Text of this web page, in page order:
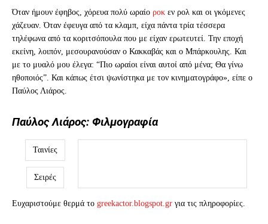
Όταν ήμουν έφηβος, χόρευα πολύ ωραίο ροκ εν ρολ και οι γκόμενες
χάζευαν. Όταν έφευγα από τα κλαμπ, είχα πάντα τρία τέσσερα
τηλέφωνα από τα κοριτσόπουλα που με είχαν ερωτευτεί. Την εποχή
εκείνη, λοιπόν, μεσουρανούσαν ο Κακκαβάς και ο Μπάρκουλης. Και
με το μυαλό μου έλεγα: “Πιο ωραίοι είναι αυτοί από μένα; Θα γίνω
ηθοποιός”. Και κάπως έτσι ψωνίστηκα με τον κινηματογράφο», είπε ο
Παύλος Λιάρος.
Παύλος Λιάρος: Φιλμογραφία
Ταινίες
Σειρές
Ευχαριστούμε θερμά το greekactor.blogspot.gr για τις πληροφορίες.